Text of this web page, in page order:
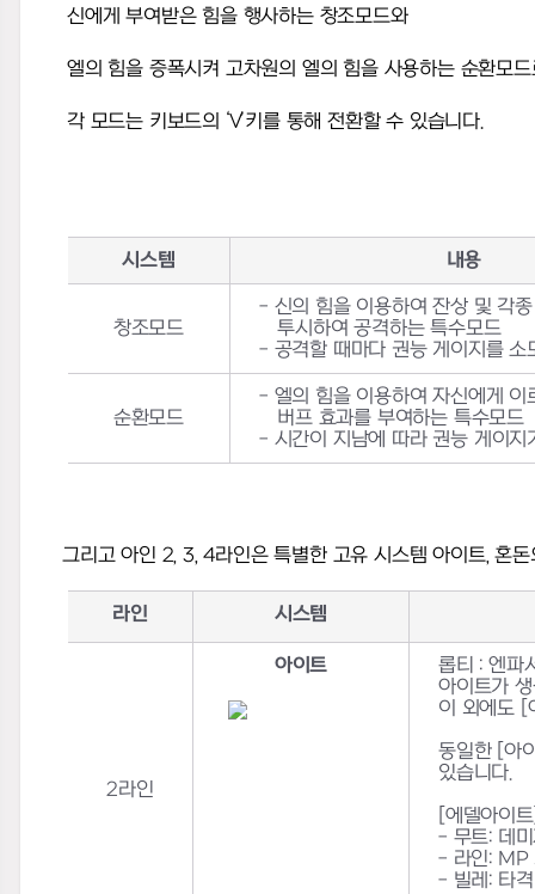
신에게 부여받은 힘을 행사하는 창조모드와
엘의 힘을 증폭시켜 고차원의 엘의 힘을 사용하는 순환모
각 모드는 키보드의 ‘V’키를 통해 전환할 수 있습니다.
시스템 내용
창조모드
- 신의 힘을 이용하여 잔상 및 각
투시하여 공격하는 특수모드
- 공격할 때마다 권능 게이지를 소
순환모드
- 엘의 힘을 이용하여 자신에게 이
버프 효과를 부여하는 특수모드
- 시간이 지남에 따라 권능 게이지
그리고 아인 2, 3, 4라인은 특별한 고유 시스템 아이트, 혼
라인 시스템
2라인
아이트 롭티 : 엔파
아이트가
이 외에도
동일한 [아
있습니다.
에델아이트
- 무트: 데
- 라인: MP
- 빌레 : 타